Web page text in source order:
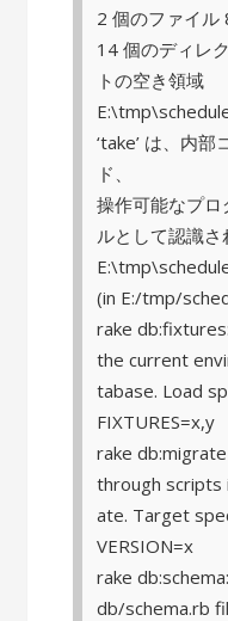
2 個のファイル
14 個のディレ
トの空き領域
‘take’ は、内
ド、
操作可能なプ
ルとして認識さ
(in E:/tmp/
rake
the current
tabase. Load
FIXTURES=x,y
rake
through scripts
ate. Target
VERSION=x
rake
db/schema.rb